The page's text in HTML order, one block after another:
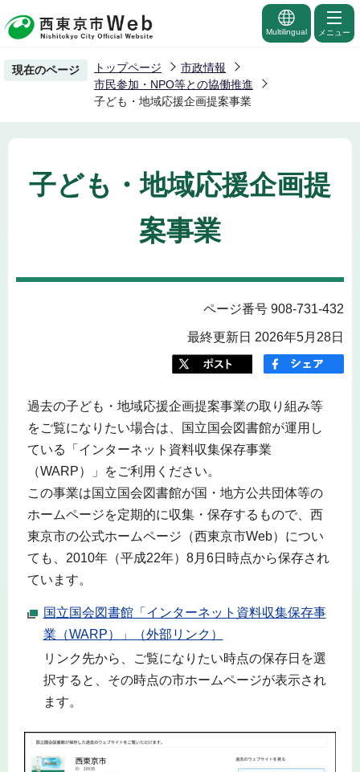
の
ー
の
先
Multilingual メニュー
現在のページ トップページ
市政情報
市民参加・NPO等との協働推進
子ども・地域応援企画提案事業
子ども・地域応援企画提
案事業
ページ番号 908-731-432
最終更新日 2026年5月28日
過去の子ども・地域応援企画提案事業の取り組み等
をご覧になりたい場合は、国立国会図書館が運用し
ている「インターネット資料収集保存事業
（WARP）」をご利用ください。
この事業は国立国会図書館が国・地方公共団体等の
ホームページを定期的に収集・保存するもので、西
東京市の公式ホームページ（西東京市Web）につい
ても、2010年（平成22年）8月6日時点から保存され
ています。
国立国会図書館「インターネット資料収集保存事
業（WARP）」（外部リンク）
リンク先から、ご覧になりたい時点の保存日を選
択すると、その時点の市ホームページが表示され
ます。